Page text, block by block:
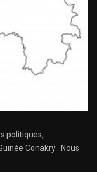
politiques,
Conakry . Nous